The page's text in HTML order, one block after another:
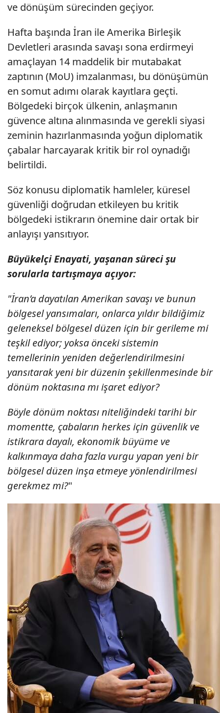
ve dönüşüm sürecinden geçiyor.
Hafta başında İran ile Amerika Birleşik
Devletleri arasında savaşı sona erdirmeyi
amaçlayan 14 maddelik bir mutabakat
zaptının (MoU) imzalanması, bu dönüşümün
en somut adımı olarak kayıtlara geçti.
Bölgedeki birçok ülkenin, anlaşmanın
güvence altına alınmasında ve gerekli siyasi
zeminin hazırlanmasında yoğun diplomatik
çabalar harcayarak kritik bir rol oynadığı
belirtildi.
Söz konusu diplomatik hamleler, küresel
güvenliği doğrudan etkileyen bu kritik
bölgedeki istikrarın önemine dair ortak bir
anlayışı yansıtıyor.
Büyükelçi Enayati, yaşanan süreci şu
sorularla tartışmaya açıyor:
"İran’a dayatılan Amerikan savaşı ve bunun
bölgesel yansımaları, onlarca yıldır bildiğimiz
geleneksel bölgesel düzen için bir gerileme mi
teşkil ediyor; yoksa önceki sistemin
temellerinin yeniden değerlendirilmesini
yansıtarak yeni bir düzenin şekillenmesinde bir
dönüm noktasına mı işaret ediyor?
Böyle dönüm noktası niteliğindeki tarihi bir
momentte, çabaların herkes için güvenlik ve
istikrara dayalı, ekonomik büyüme ve
kalkınmaya daha fazla vurgu yapan yeni bir
bölgesel düzen inşa etmeye yönlendirilmesi
gerekmez mi?"